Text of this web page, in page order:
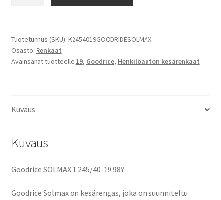
SOLMAX
1
määrä
Tuotetunnus (SKU): K2454019GOODRIDESOLMAX
Osasto: Renkaat
Avainsanat tuotteelle 19, Goodride, Henkilöauton kesärenkaat
Kuvaus
Kuvaus
Goodride SOLMAX 1 245/40-19 98Y
Goodride Solmax on kesärengas, joka on suunniteltu